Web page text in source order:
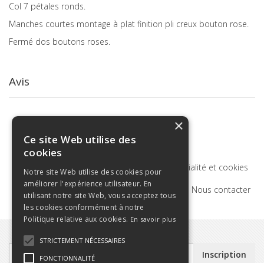
Col 7 pétales ronds.
Manches courtes montage à plat finition pli creux bouton rose.
Fermé dos boutons roses.
Avis
Termes de recherche
Politique de confidentialité et cookies
Recherche Avancée
Commandes et retours Nous contacter
Inscription
Inscription
×
Ce site Web utilise des
cookies
Notre site Web utilise des cookies pour
améliorer l'expérience utilisateur. En
utilisant notre site Web, vous acceptez tous
les cookies conformément à notre
Politique relative aux cookies. En savoir plus
STRICTEMENT NÉCESSAIRES
FONCTIONNALITÉ